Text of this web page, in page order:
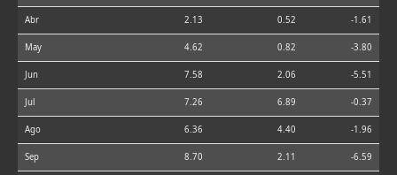
Abr 2.13 0.52 -1.61
May 4.62 0.82 -3.80
Jun 7.58 2.06 -5.51
Jul 7.26 6.89 -0.37
Ago 6.36 4.40 -1.96
Sep 8.70 2.11 -6.59